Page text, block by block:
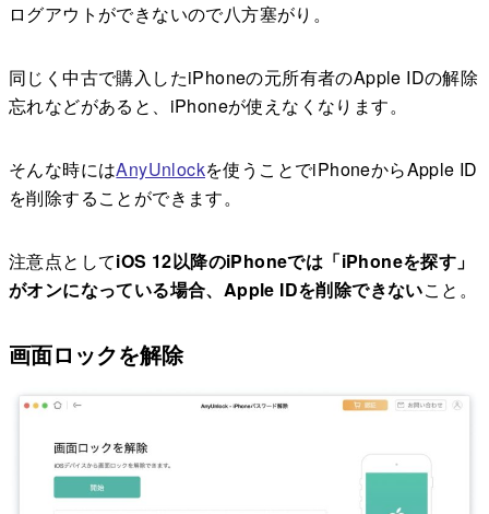
ログアウトができないので八方塞がり。
同じく中古で購入したiPhoneの元所有者のApple IDの解除
忘れなどがあると、iPhoneが使えなくなります。
そんな時にはAnyUnlockを使うことでiPhoneからApple ID
を削除することができます。
注意点としてiOS 12以降のiPhoneでは「iPhoneを探す」
がオンになっている場合、Apple IDを削除できないこと。
画面ロックを解除